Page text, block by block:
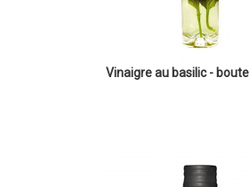
Vinaigre au basilic -